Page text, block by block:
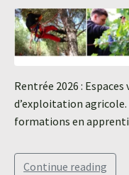
Rentrée 2026 :
d’exploitation
formations en
Continue reading